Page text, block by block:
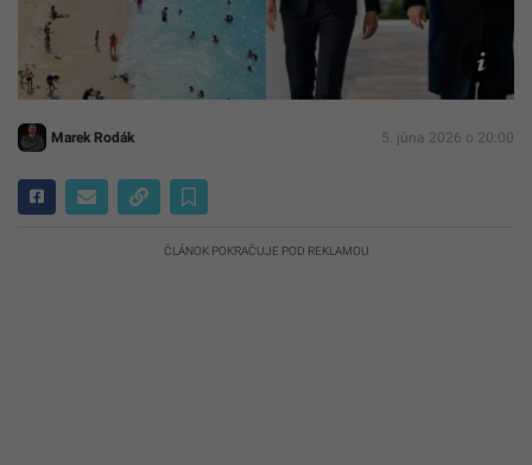
Kushner
Marek Rodák 5. júna 2026 o 20:00
ČLÁNOK POKRAČUJE POD REKLAMOU